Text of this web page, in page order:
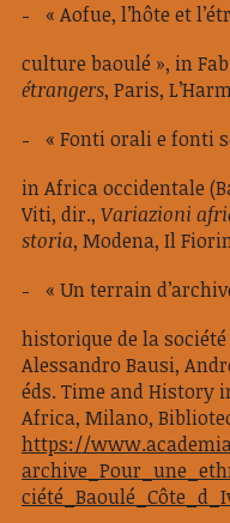
« Aofue, l’hôte et
culture baoulé », in
étrangers, Paris,
« Fonti orali e fonti
in Africa occidentale
Viti, dir., Variazioni
storia, Modena, Il
« Un terrain
historique de la société
Alessandro Bausi,
éds. Time and History
Africa, Milano,
https://